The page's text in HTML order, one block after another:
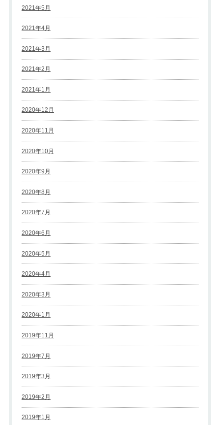
2021年5月
2021年4月
2021年3月
2021年2月
2021年1月
2020年12月
2020年11月
2020年10月
2020年9月
2020年8月
2020年7月
2020年6月
2020年5月
2020年4月
2020年3月
2020年1月
2019年11月
2019年7月
2019年3月
2019年2月
2019年1月